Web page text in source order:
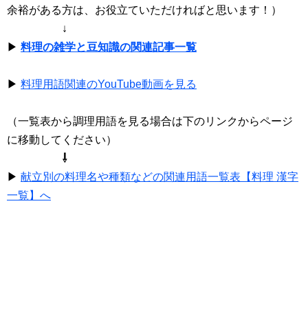
余裕がある方は、お役立ていただければと思います！）
↓
▶ 料理の雑学と豆知識の関連記事一覧
▶ 料理用語関連のYouTube動画を見る
（一覧表から調理用語を見る場合は下のリンクからページ
に移動してください）
⇩
▶ 献立別の料理名や種類などの関連用語一覧表【料理 漢字
一覧】へ